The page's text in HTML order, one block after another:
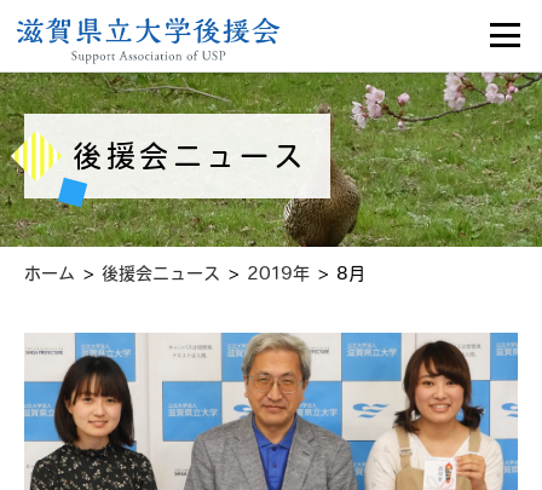
後援会ニュース
ホーム > 後援会ニュース > 2019年 > 8月